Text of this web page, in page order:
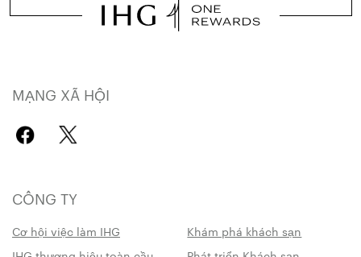
MẠNG XÃ HỘI
CÔNG TY
Cơ hội việc làm IHG
Khám phá khách sạn